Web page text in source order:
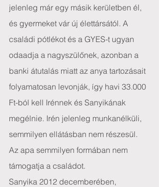
jelenleg már egy másik kerületben él,
és gyermeket vár új élettársától. A
családi pótlékot és a GYES-t ugyan
odaadja a nagyszülőnek, azonban a
banki átutalás miatt az anya tartozásait
folyamatosan levonják, így havi 33.000
Ft-ból kell Irénnek és Sanyikának
megélnie. Irén jelenleg munkanélküli,
semmilyen ellátásban nem részesül.
Az apa semmilyen formában nem
támogatja a családot.
Sanyika 2012 decemberében,